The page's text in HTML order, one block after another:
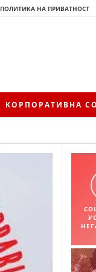
ПОЛИТИКА НА ПРИВАТНОСТ
КОРПОРАТИВНА